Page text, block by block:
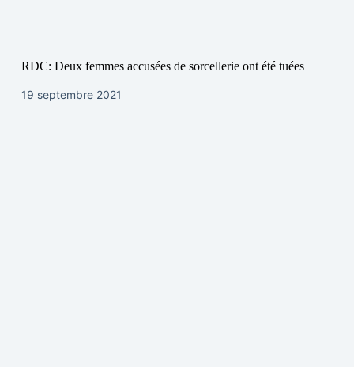
RDC: Deux femmes accusées de sorcellerie ont été tuées
19 septembre 2021